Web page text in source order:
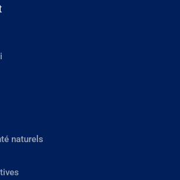
naturels